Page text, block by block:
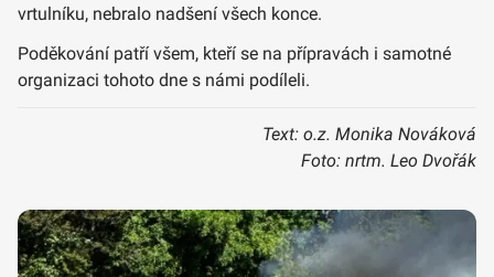
vrtulníku, nebralo nadšení všech konce.
Poděkování patří všem, kteří se na přípravách i samotné
organizaci tohoto dne s námi podíleli.
Text: o.z. Monika Nováková
Foto: nrtm. Leo Dvořák